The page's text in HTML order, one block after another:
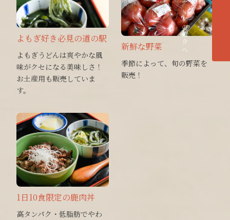
よもぎ好き必見の道の駅
よもぎうどんは爽やかな風
味がクセになる美味しさ！
お土産用も販売していま
す。
新鮮な野菜
季節によって、旬の野菜を
販売！
1日10食限定の鹿肉丼
高タンパク・低脂肪でやわ
各エリアの紹介へ